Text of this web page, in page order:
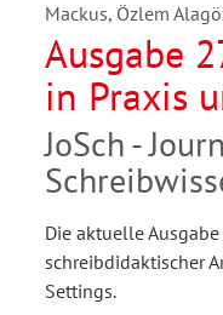
Mackus, Özlem
Ausgabe
in Praxis
Teil I
JoSch -
Die aktuelle
schreibdidaktischer
Settings.